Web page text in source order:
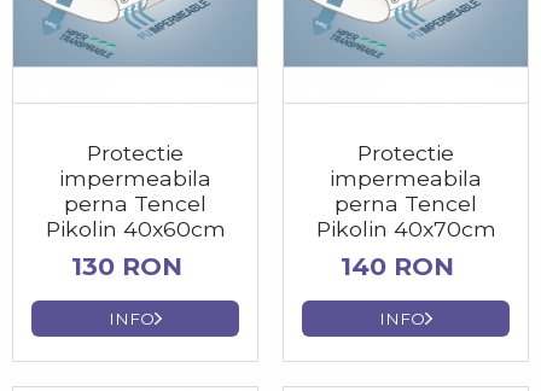
Protectie
impermeabila
perna Tencel
Pikolin 40x60cm
130 RON
INFO
Protectie
impermeabila
perna Tencel
Pikolin 40x70cm
140 RON
INFO